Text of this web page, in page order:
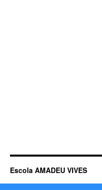
Escola AMADEU VIVES